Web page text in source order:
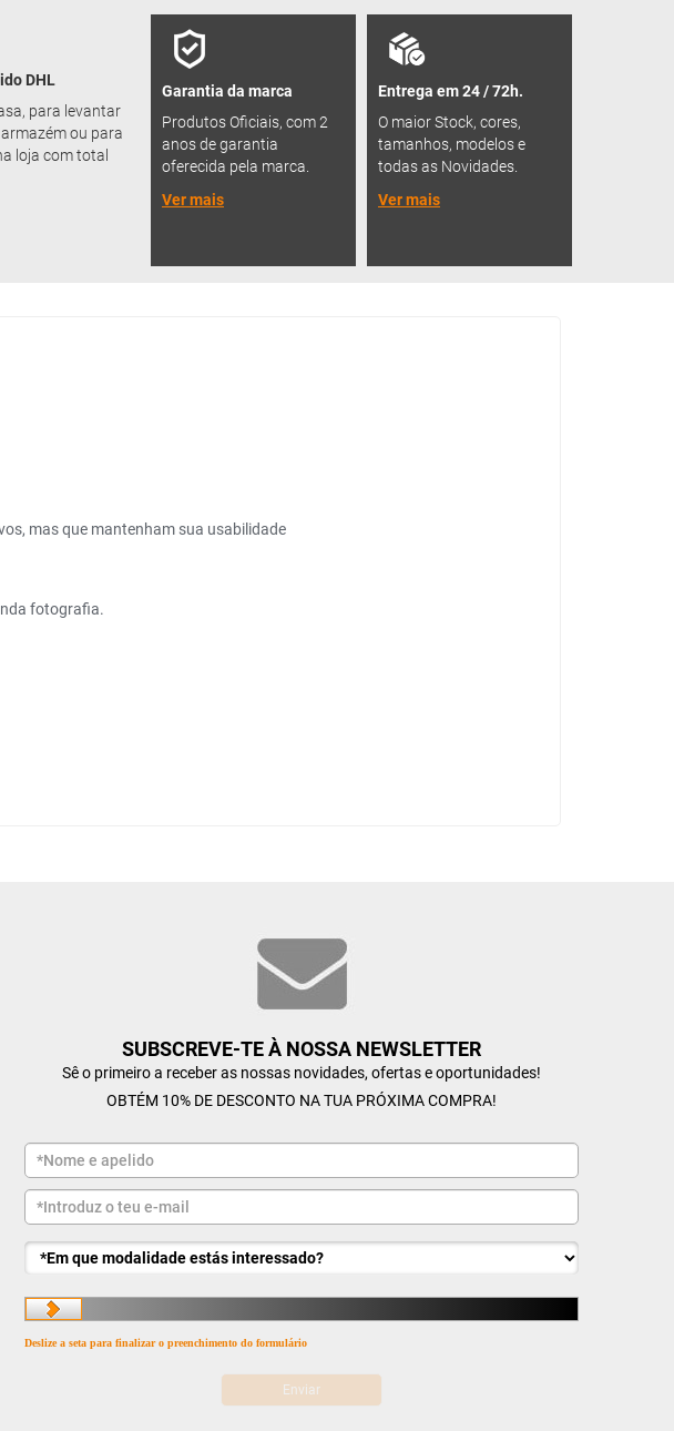
DHL
para levantar
ou para
loja com total
Garantia da marca
Produtos Oficiais, com 2
anos de garantia
oferecida pela marca.
Ver mais
Entrega em 24 / 72h.
O maior Stock, cores,
tamanhos, modelos e
todas as Novidades.
Ver mais
mas que mantenham sua usabilidade
fotografia.
SUBSCREVE-TE À NOSSA NEWSLETTER
Sê o primeiro a receber as nossas novidades, ofertas e oportunidades!
OBTÉM 10% DE DESCONTO NA TUA PRÓXIMA COMPRA!
Deslize a seta para finalizar o preenchimento do formulário